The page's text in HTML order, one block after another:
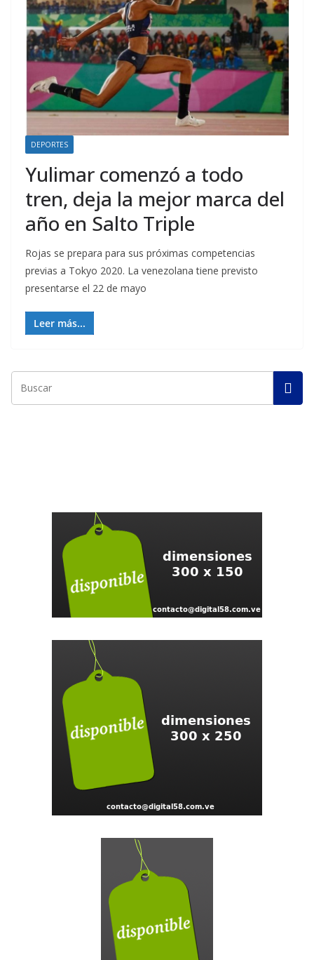
DEPORTES
Yulimar comenzó a todo
tren, deja la mejor marca del
año en Salto Triple
Rojas se prepara para sus próximas competencias
previas a Tokyo 2020. La venezolana tiene previsto
presentarse el 22 de mayo
Leer más...